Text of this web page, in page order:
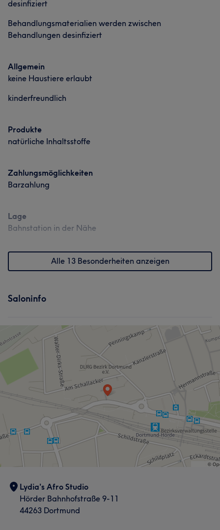
desinfiziert
Behandlungsmaterialien werden zwischen
Behandlungen desinfiziert
Allgemein
keine Haustiere erlaubt
kinderfreundlich
Produkte
natürliche Inhaltsstoffe
Zahlungsmöglichkeiten
Barzahlung
Lage
Bahnstation in der Nähe
Alle 13 Besonderheiten anzeigen
Saloninfo
Lydia's Afro Studio
Hörder Bahnhofstraße 9-11
44263 Dortmund